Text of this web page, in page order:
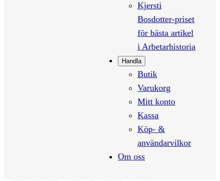
Kjersti
Bosdotter-priset
för bästa artikel
i Arbetarhistoria
Handla
Butik
Varukorg
Mitt konto
Kassa
Köp- &
användarvilkor
Om oss